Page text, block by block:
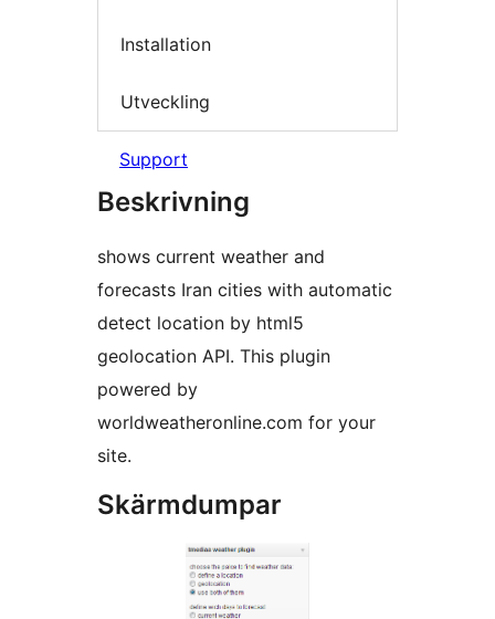
Installation
Utveckling
Support
Beskrivning
shows current weather and
forecasts Iran cities with automatic
detect location by html5
geolocation API. This plugin
powered by
worldweatheronline.com for your
site.
Skärmdumpar